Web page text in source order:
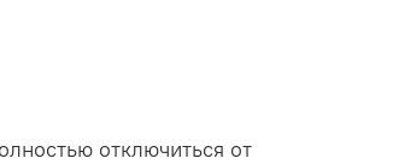
отключиться от